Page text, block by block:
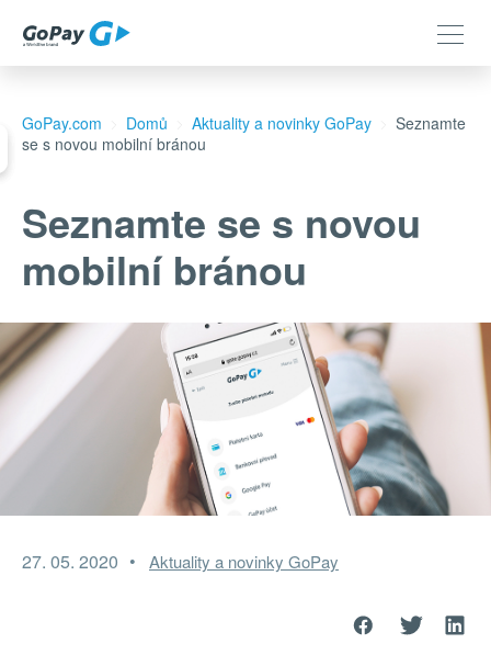
GoPay.com Domů Aktuality a novinky GoPay
Seznamte
se s novou mobilní bránou
Seznamte se s novou
mobilní bránou
27. 05. 2020 Aktuality a novinky GoPay